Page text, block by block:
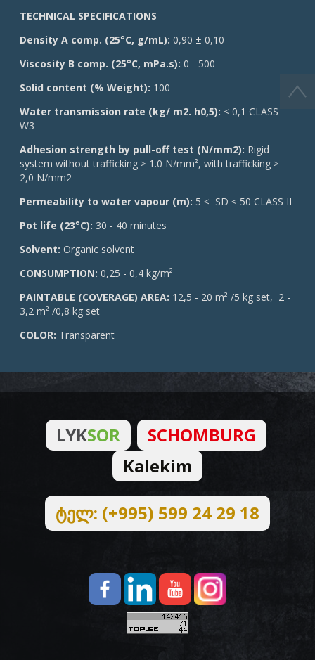
TECHNICAL SPECIFICATIONS
Density A comp. (25°C, g/mL): 0,90 ± 0,10
Viscosity B comp. (25°C, mPa.s): 0 - 500
Solid content (% Weight): 100
Water transmission rate (kg/ m2. h0,5): < 0,1 CLASS
W3
Adhesion strength by pull-off test (N/mm2): Rigid
system without trafficking ≥ 1.0 N/mm², with trafficking ≥
2,0 N/mm2
Permeability to water vapour (m): 5 ≤ SD ≤ 50 CLASS II
Pot life (23°C): 30 - 40 minutes
Solvent: Organic solvent
CONSUMPTION: 0,25 - 0,4 kg/m²
PAINTABLE (COVERAGE) AREA: 12,5 - 20 m² /5 kg set, 2 -
3,2 m² /0,8 kg set
COLOR: Transparent
LYKSOR
SCHOMBURG
Kalekim
ტელ: (+995) 599 24 29 18